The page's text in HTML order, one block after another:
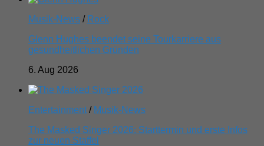
Musik-News / Rock
Glenn Hughes beendet seine Tourkarriere aus
gesundheitlichen Gründen
6. Aug 2026
Entertainment / Musik-News
The Masked Singer 2026: Starttermin und erste Infos
zur neuen Staffel